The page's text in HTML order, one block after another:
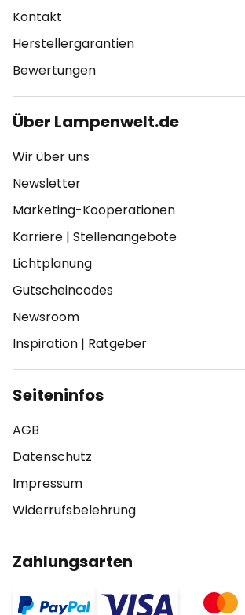
Kontakt
Herstellergarantien
Bewertungen
Über Lampenwelt.de
Wir über uns
Newsletter
Marketing-Kooperationen
Karriere | Stellenangebote
Lichtplanung
Gutscheincodes
Newsroom
Inspiration | Ratgeber
Seiteninfos
AGB
Datenschutz
Impressum
Widerrufsbelehrung
Zahlungsarten